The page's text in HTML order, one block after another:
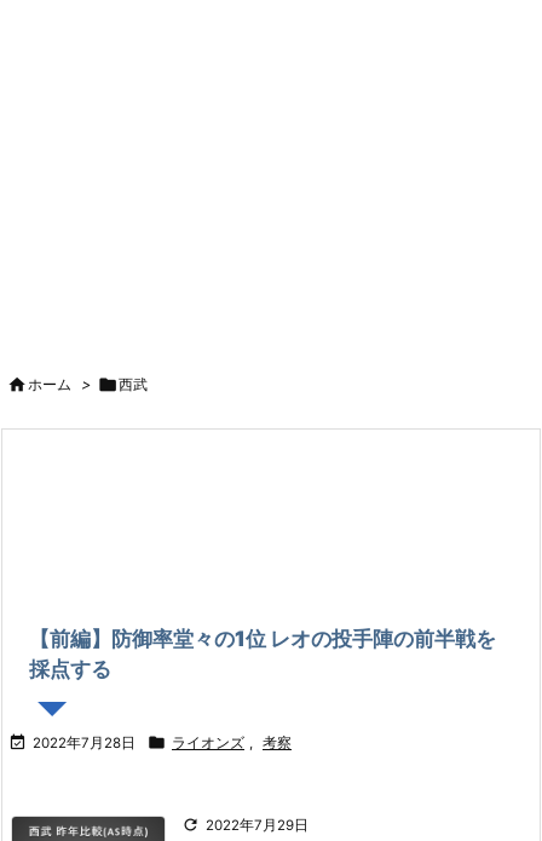
 ホーム > 西武
【前編】防御率堂々の1位 レオの投手陣の前半戦を
採点する
 2022年7月28日  ライオンズ , 考察
 2022年7月29日